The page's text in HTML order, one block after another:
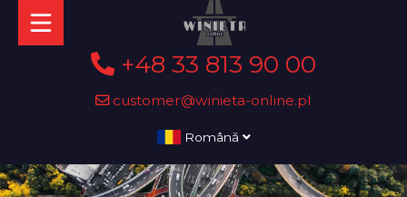
+48 33 813 90 00
customer@winieta-online.pl
Română